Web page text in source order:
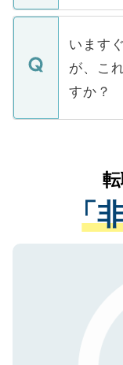
関を公に
に、医療
みを人材
ています。
定を承諾
の辞退の
個人情報
で、ご安
などで収
ご本人の
支援を目
ているす
は、個人
管理基準
る、プラ
で、機密
います
が、こ
すか？
かがいし
経験をま
させてい
ない方に
ので、ま
「